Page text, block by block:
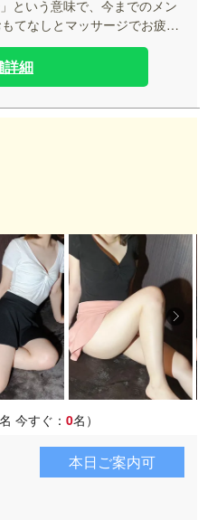
という意味で、今までのメン
てなしとマッサージでお疲れ
お越し下さい。
詳細
今すぐ： 0名）
本日ご案内可